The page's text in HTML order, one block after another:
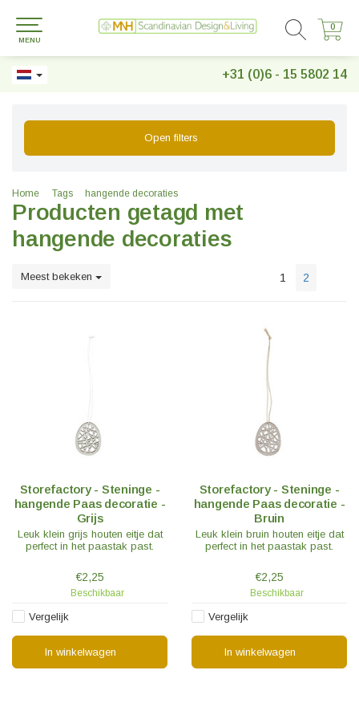
+31 (0)6 - 15 5802 14
0
0
MENU
Open filters
Home Tags hangende decoraties
Producten getagd met
hangende decoraties
Meest bekeken 1 2
Storefactory - Steninge -
hangende Paas decoratie -
Grijs
Leuk klein grijs houten eitje dat
perfect in het paastak past.
€2,25
Beschikbaar
Vergelijk
In winkelwagen
Storefactory - Steninge -
hangende Paas decoratie -
Bruin
Leuk klein bruin houten eitje dat
perfect in het paastak past.
€2,25
Beschikbaar
Vergelijk
In winkelwagen